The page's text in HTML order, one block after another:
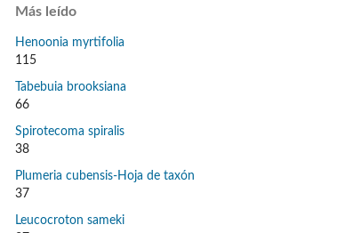
Más leído
Henoonia myrtifolia
115
Tabebuia brooksiana
66
Spirotecoma spiralis
38
Plumeria cubensis-Hoja de taxón
37
Leucocroton sameki